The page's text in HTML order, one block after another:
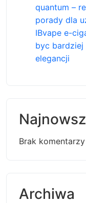
quantum –
porady dla
IBvape e-
byc bardziej
elegancji
Brak
Archiwa